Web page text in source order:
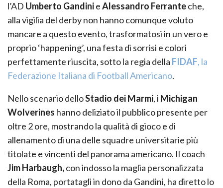
l’AD Umberto GandinieAlessandro Ferranteche,
alla vigilia del derby non hanno comunque voluto
mancare a questo evento, trasformatosi in un vero e
proprio ‘happening’, una festa di sorrisi e colori
perfettamente riuscita, sotto la regia della FIDAF, la
Federazione Italiana di Football Americano.
Nello scenario delloStadio dei Marmi, i Michigan
Wolverines hanno deliziato il pubblico presente per
oltre 2 ore, mostrando la qualità di gioco e di
allenamento di una delle squadre universitarie più
titolate e vincenti del panorama americano. Il coach
Jim Harbaugh,con indosso la maglia personalizzata
della Roma, portatagli in dono da Gandini, ha diretto lo